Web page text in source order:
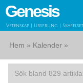
Genesis
Vetenskap | Ursprung |
Hem » Kalender »